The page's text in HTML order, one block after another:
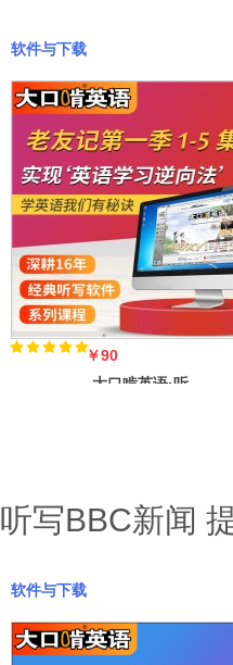
￥68
大口啃英语·新
托福TPO真题听
力第一集（
软件与下载
￥90
大口啃英语·听
软件与下载
听写BBC新闻